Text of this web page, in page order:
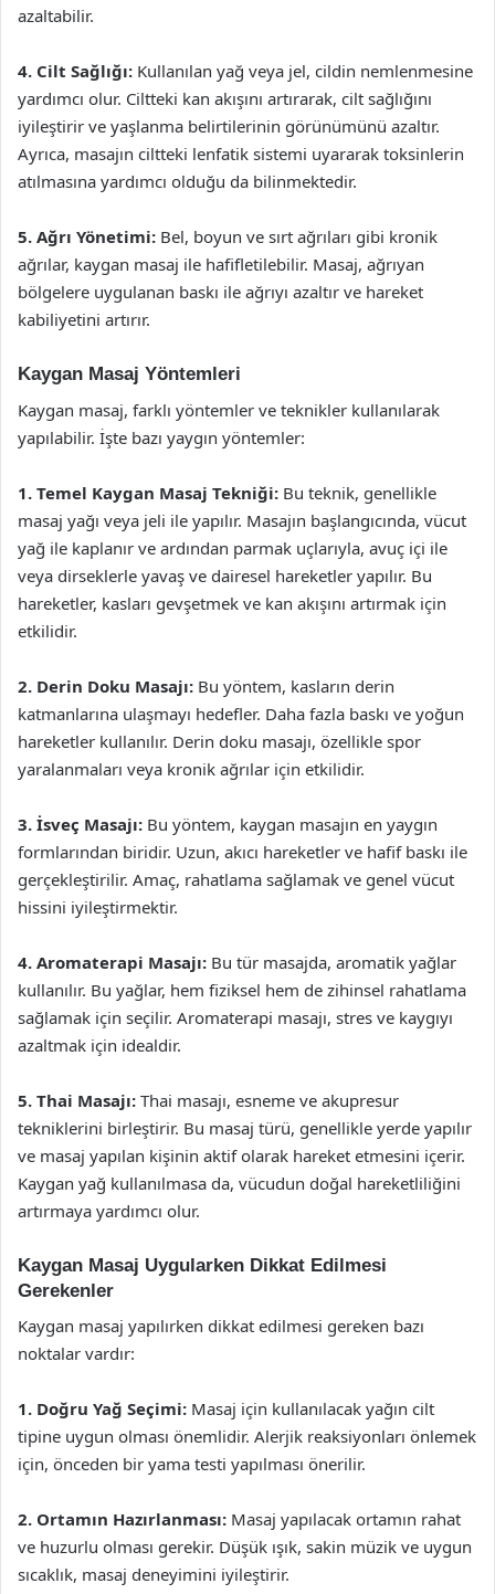
azaltabilir.
4. Cilt Sağlığı: Kullanılan yağ veya jel, cildin nemlenmesine
yardımcı olur. Ciltteki kan akışını artırarak, cilt sağlığını
iyileştirir ve yaşlanma belirtilerinin görünümünü azaltır.
Ayrıca, masajın ciltteki lenfatik sistemi uyararak toksinlerin
atılmasına yardımcı olduğu da bilinmektedir.
5. Ağrı Yönetimi: Bel, boyun ve sırt ağrıları gibi kronik
ağrılar, kaygan masaj ile hafifletilebilir. Masaj, ağrıyan
bölgelere uygulanan baskı ile ağrıyı azaltır ve hareket
kabiliyetini artırır.
Kaygan Masaj Yöntemleri
Kaygan masaj, farklı yöntemler ve teknikler kullanılarak
yapılabilir. İşte bazı yaygın yöntemler:
1. Temel Kaygan Masaj Tekniği: Bu teknik, genellikle
masaj yağı veya jeli ile yapılır. Masajın başlangıcında, vücut
yağ ile kaplanır ve ardından parmak uçlarıyla, avuç içi ile
veya dirseklerle yavaş ve dairesel hareketler yapılır. Bu
hareketler, kasları gevşetmek ve kan akışını artırmak için
etkilidir.
2. Derin Doku Masajı: Bu yöntem, kasların derin
katmanlarına ulaşmayı hedefler. Daha fazla baskı ve yoğun
hareketler kullanılır. Derin doku masajı, özellikle spor
yaralanmaları veya kronik ağrılar için etkilidir.
3. İsveç Masajı: Bu yöntem, kaygan masajın en yaygın
formlarından biridir. Uzun, akıcı hareketler ve hafif baskı ile
gerçekleştirilir. Amaç, rahatlama sağlamak ve genel vücut
hissini iyileştirmektir.
4. Aromaterapi Masajı: Bu tür masajda, aromatik yağlar
kullanılır. Bu yağlar, hem fiziksel hem de zihinsel rahatlama
sağlamak için seçilir. Aromaterapi masajı, stres ve kaygıyı
azaltmak için idealdir.
5. Thai Masajı: Thai masajı, esneme ve akupresur
tekniklerini birleştirir. Bu masaj türü, genellikle yerde yapılır
ve masaj yapılan kişinin aktif olarak hareket etmesini içerir.
Kaygan yağ kullanılmasa da, vücudun doğal hareketliliğini
artırmaya yardımcı olur.
Kaygan Masaj Uygularken Dikkat Edilmesi
Gerekenler
Kaygan masaj yapılırken dikkat edilmesi gereken bazı
noktalar vardır:
1. Doğru Yağ Seçimi: Masaj için kullanılacak yağın cilt
tipine uygun olması önemlidir. Alerjik reaksiyonları önlemek
için, önceden bir yama testi yapılması önerilir.
2. Ortamın Hazırlanması: Masaj yapılacak ortamın rahat
ve huzurlu olması gerekir. Düşük ışık, sakin müzik ve uygun
sıcaklık, masaj deneyimini iyileştirir.